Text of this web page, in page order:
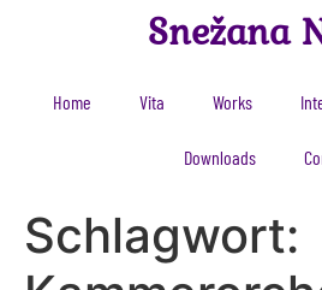
Snežana
Home Vita Works
Downloads
Schlagwort: